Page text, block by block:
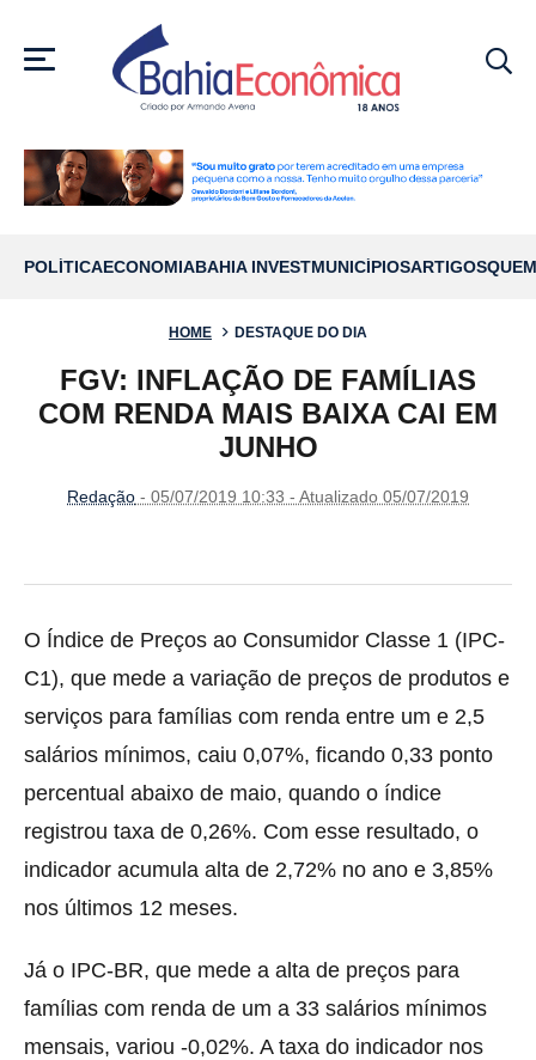
MENU
POLÍTICAECONOMIABAHIA INVESTMUNICÍPIOSARTIGOS
HOME DESTAQUE DO DIA
FGV: INFLAÇÃO DE FAMÍLIAS
COM RENDA MAIS BAIXA CAI EM
JUNHO
Redação - 05/07/2019 10:33 - Atualizado 05/07/2019
O Índice de Preços ao Consumidor Classe 1 (IPC-
C1), que mede a variação de preços de produtos e
serviços para famílias com renda entre um e 2,5
salários mínimos, caiu 0,07%, ficando 0,33 ponto
percentual abaixo de maio, quando o índice
registrou taxa de 0,26%. Com esse resultado, o
indicador acumula alta de 2,72% no ano e 3,85%
nos últimos 12 meses.
Já o IPC-BR, que mede a alta de preços para
famílias com renda de um a 33 salários mínimos
mensais, variou -0,02%. A taxa do indicador nos